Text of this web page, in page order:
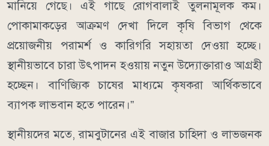
মানিয়ে গেছে। এই গাছে রোগবালাই তুলনামূলক কম।
পোকামাকড়ের আক্রমণ দেখা দিলে কৃষি বিভাগ থেকে
প্রয়োজনীয় পরামর্শ ও কারিগরি সহায়তা দেওয়া হচ্ছে।
স্থানীয়ভাবে চারা উৎপাদন হওয়ায় নতুন উদ্যোক্তারাও আগ্রহী
হচ্ছেন। বাণিজ্যিক চাষের মাধ্যমে কৃষকরা আর্থিকভাবে
ব্যাপক লাভবান হতে পারেন।”
স্থানীয়দের মতে, রামবুটানের এই বাজার চাহিদা ও লাভজনক